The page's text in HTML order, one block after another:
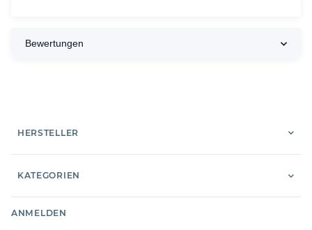
Bewertungen
HERSTELLER
KATEGORIEN
ANMELDEN